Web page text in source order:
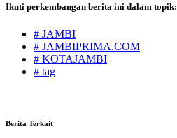
Ikuti perkembangan berita ini dalam topik:
# JAMBI
# JAMBIPRIMA.COM
# KOTAJAMBI
# tag
Berita Terkait